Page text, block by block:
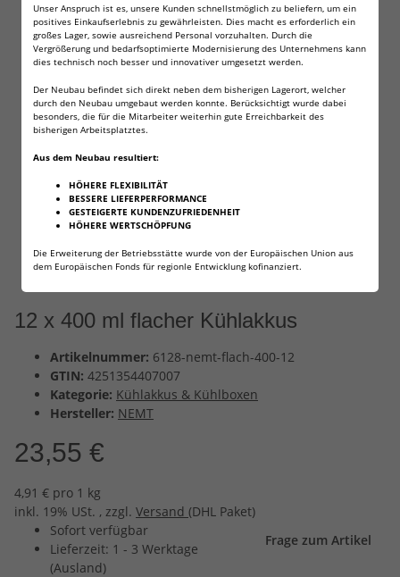
Unser Anspruch ist es, unsere Kunden schnellstmöglich zu beliefern, um ein
positives Einkaufserlebnis zu gewährleisten. Dies macht es erforderlich ein
großes Lager, sowie ausreichend Personal vorzuhalten. Durch die
Vergrößerung und bedarfsoptimierte Modernisierung des Unternehmens kann
dies technisch noch besser und innovativer umgesetzt werden.
Der Neubau befindet sich direkt neben dem bisherigen Lagerort, welcher
durch den Neubau umgebaut werden konnte. Berücksichtigt wurde dabei
besonders, die für die Mitarbeiter weiterhin gute Erreichbarkeit des
bisherigen Arbeitsplatztes.
Aus dem Neubau resultiert:
HÖHERE FLEXIBILITÄT
BESSERE LIEFERPERFORMANCE
GESTEIGERTE KUNDENZUFRIEDENHEIT
HÖHERE WERTSCHÖPFUNG
Die Erweiterung der Betriebsstätte wurde von der Europäischen Union aus
dem Europäischen Fonds für regionle Entwicklung kofinanziert.
12 x 400 ml flacher Kühlakkus
Artikelnummer: 6128-nemt-flach-400-12
GTIN: 4251354407007
Kategorie: Kühlakkus & Kühlboxen
Hersteller: NEMT
23,55 €
4,91 € pro 1 kg
inkl. 19% USt. , zzgl. Versand (DHL Paket)
Sofort verfügbar
Lieferzeit: 1 - 3 Werktage
(Ausland)
Frage zum Artikel